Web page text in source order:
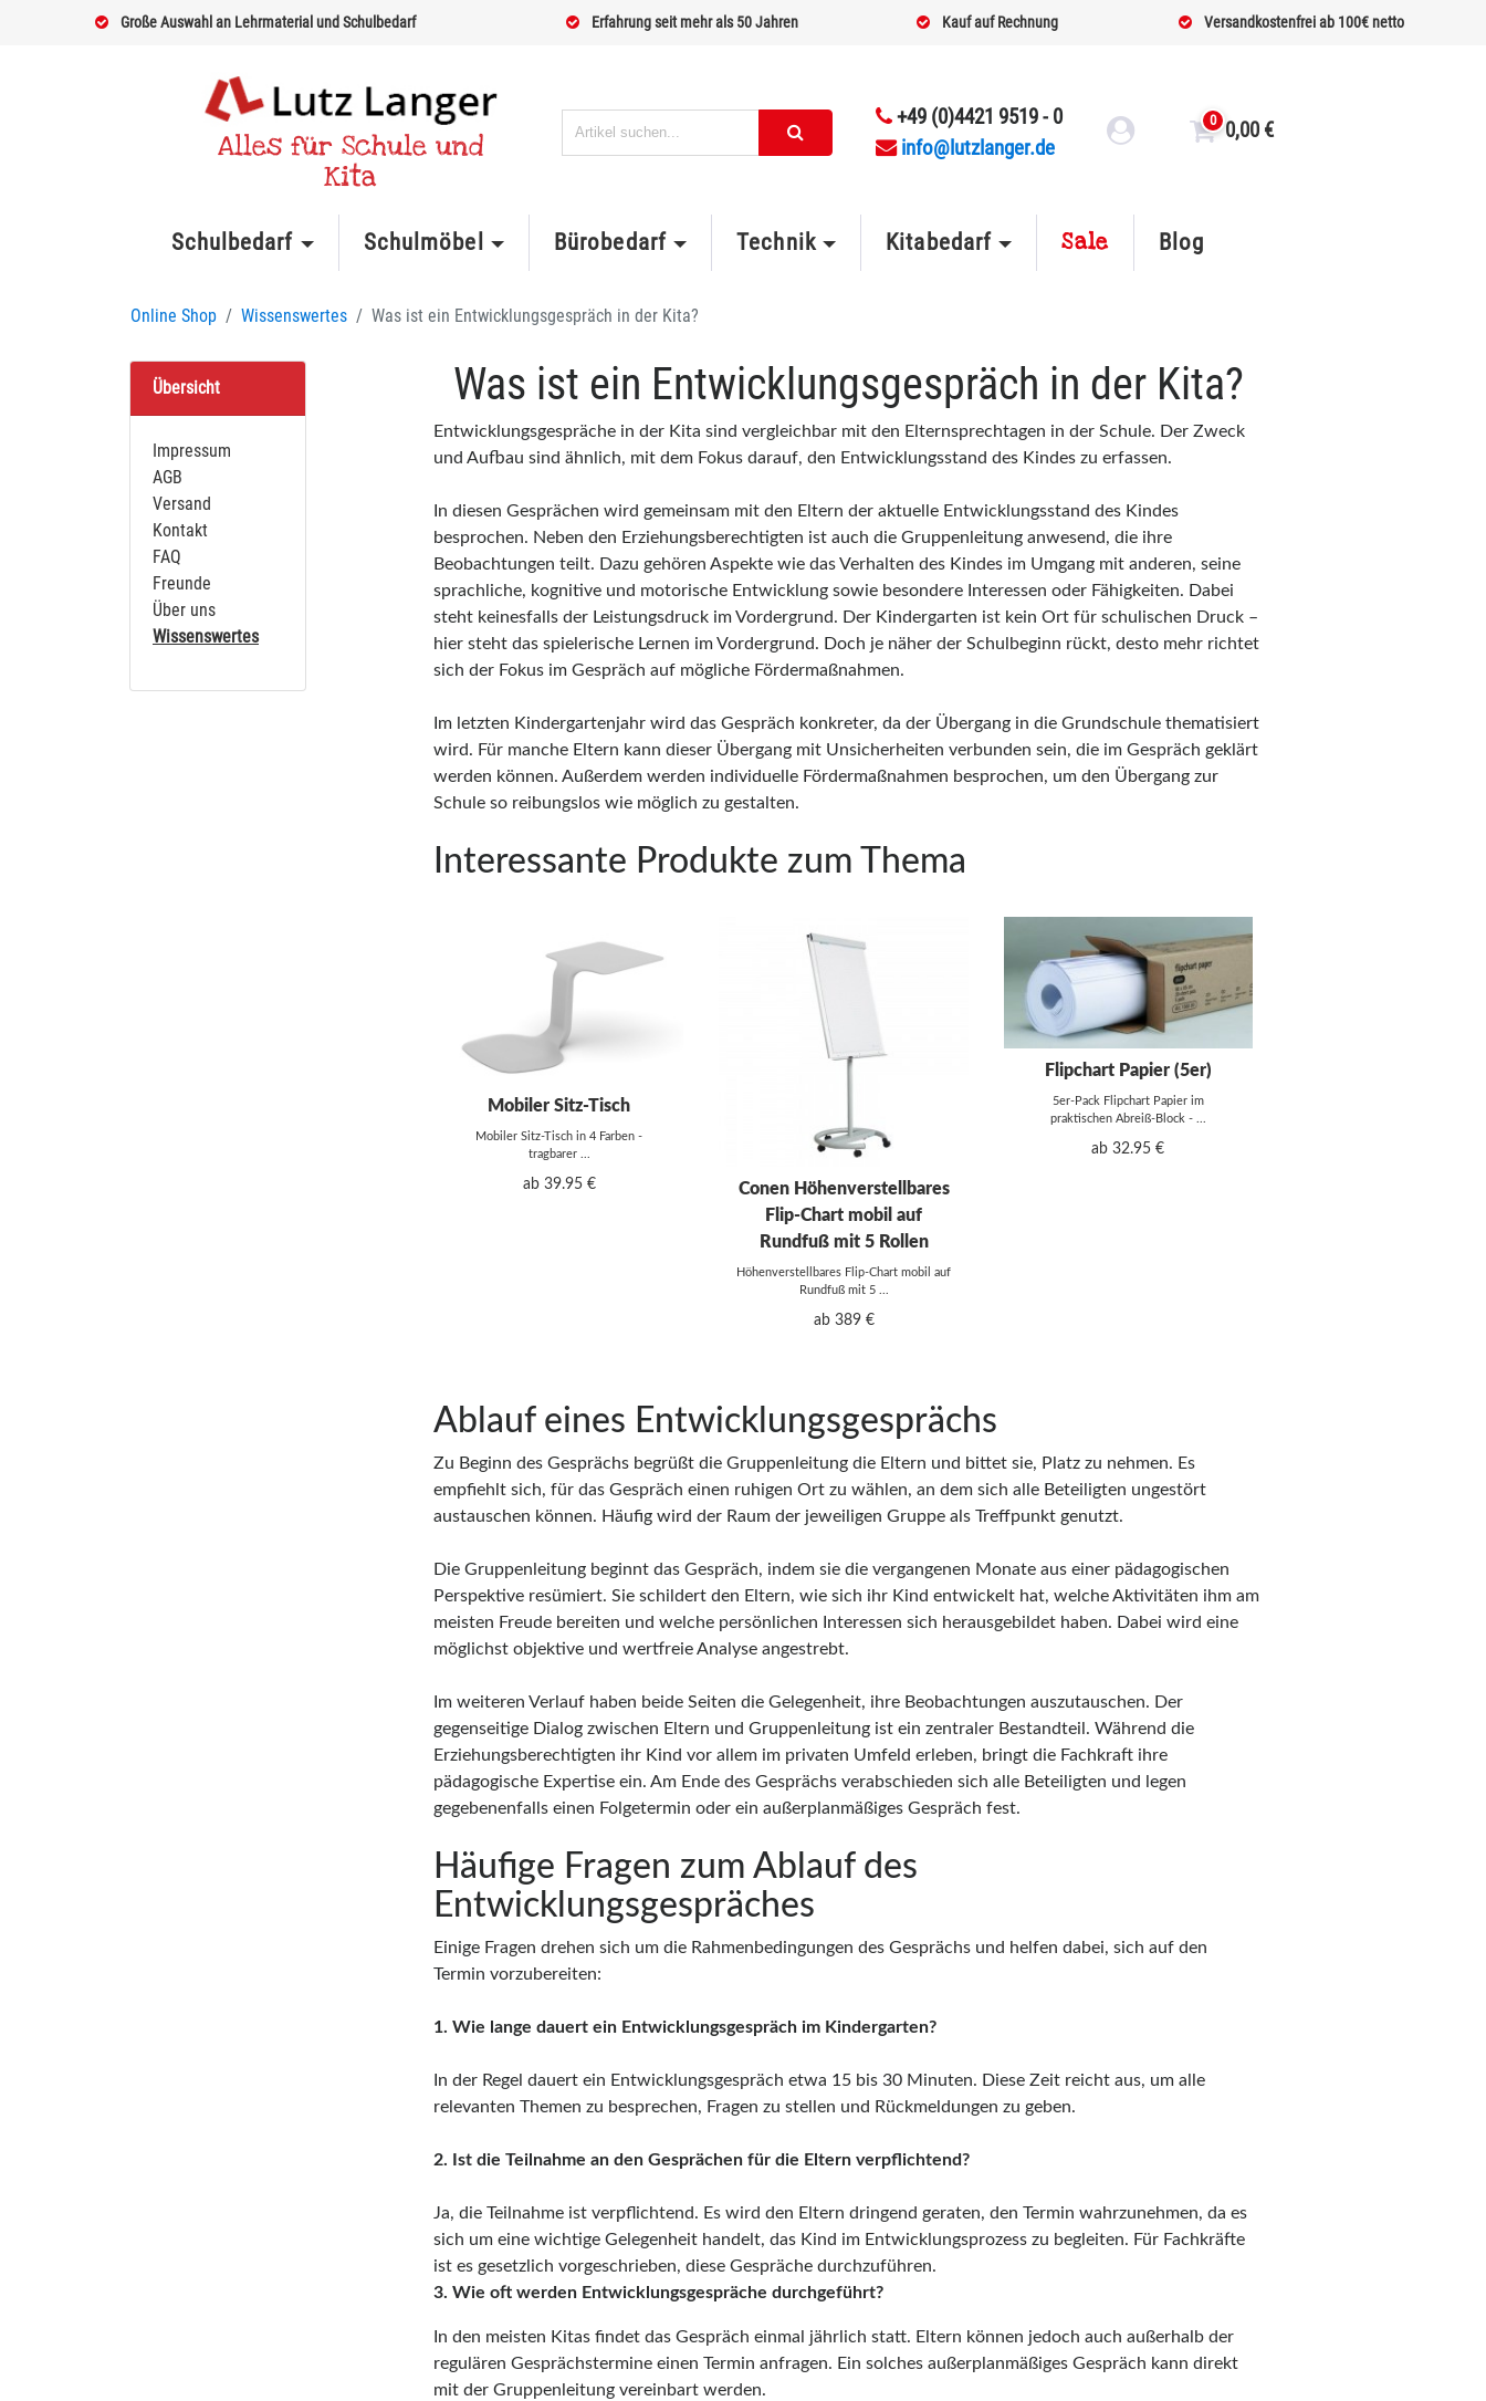
Große Auswahl an Lehrmaterial und Schulbedarf Erfahrung seit mehr als 50 Jahren Kauf auf Rechnung Versandkostenfrei ab 100€ netto
Alles für Schule und
Kita
+49 (0)4421 9519 - 0
info@lutzlanger.de
0 0,00 €
Schulbedarf Schulmöbel Bürobedarf Technik Kitabedarf Sale Blog
Online Shop Wissenswertes Was ist ein Entwicklungsgespräch in der Kita?
Übersicht
Impressum
AGB
Versand
Kontakt
FAQ
Freunde
Über uns
Wissenswertes
Was ist ein Entwicklungsgespräch in der Kita?
Entwicklungsgespräche in der Kita sind vergleichbar mit den Elternsprechtagen in der Schule. Der Zweck
und Aufbau sind ähnlich, mit dem Fokus darauf, den Entwicklungsstand des Kindes zu erfassen.
In diesen Gesprächen wird gemeinsam mit den Eltern der aktuelle Entwicklungsstand des Kindes
besprochen. Neben den Erziehungsberechtigten ist auch die Gruppenleitung anwesend, die ihre
Beobachtungen teilt. Dazu gehören Aspekte wie das Verhalten des Kindes im Umgang mit anderen, seine
sprachliche, kognitive und motorische Entwicklung sowie besondere Interessen oder Fähigkeiten. Dabei
steht keinesfalls der Leistungsdruck im Vordergrund. Der Kindergarten ist kein Ort für schulischen Druck –
hier steht das spielerische Lernen im Vordergrund. Doch je näher der Schulbeginn rückt, desto mehr richtet
sich der Fokus im Gespräch auf mögliche Fördermaßnahmen.
Im letzten Kindergartenjahr wird das Gespräch konkreter, da der Übergang in die Grundschule thematisiert
wird. Für manche Eltern kann dieser Übergang mit Unsicherheiten verbunden sein, die im Gespräch geklärt
werden können. Außerdem werden individuelle Fördermaßnahmen besprochen, um den Übergang zur
Schule so reibungslos wie möglich zu gestalten.
Interessante Produkte zum Thema
Mobiler Sitz-Tisch
Mobiler Sitz-Tisch in 4 Farben -
tragbarer ...
ab 39.95 €
Conen Höhenverstellbares
Flip-Chart mobil auf
Rundfuß mit 5 Rollen
Höhenverstellbares Flip-Chart mobil auf
Rundfuß mit 5 ...
ab 389 €
Flipchart Papier (5er)
5er-Pack Flipchart Papier im
praktischen Abreiß-Block - ...
ab 32.95 €
Ablauf eines Entwicklungsgesprächs
Zu Beginn des Gesprächs begrüßt die Gruppenleitung die Eltern und bittet sie, Platz zu nehmen. Es
empfiehlt sich, für das Gespräch einen ruhigen Ort zu wählen, an dem sich alle Beteiligten ungestört
austauschen können. Häufig wird der Raum der jeweiligen Gruppe als Treffpunkt genutzt.
Die Gruppenleitung beginnt das Gespräch, indem sie die vergangenen Monate aus einer pädagogischen
Perspektive resümiert. Sie schildert den Eltern, wie sich ihr Kind entwickelt hat, welche Aktivitäten ihm am
meisten Freude bereiten und welche persönlichen Interessen sich herausgebildet haben. Dabei wird eine
möglichst objektive und wertfreie Analyse angestrebt.
Im weiteren Verlauf haben beide Seiten die Gelegenheit, ihre Beobachtungen auszutauschen. Der
gegenseitige Dialog zwischen Eltern und Gruppenleitung ist ein zentraler Bestandteil. Während die
Erziehungsberechtigten ihr Kind vor allem im privaten Umfeld erleben, bringt die Fachkraft ihre
pädagogische Expertise ein. Am Ende des Gesprächs verabschieden sich alle Beteiligten und legen
gegebenenfalls einen Folgetermin oder ein außerplanmäßiges Gespräch fest.
Häufige Fragen zum Ablauf des
Entwicklungsgespräches
Einige Fragen drehen sich um die Rahmenbedingungen des Gesprächs und helfen dabei, sich auf den
Termin vorzubereiten:
1. Wie lange dauert ein Entwicklungsgespräch im Kindergarten?
In der Regel dauert ein Entwicklungsgespräch etwa 15 bis 30 Minuten. Diese Zeit reicht aus, um alle
relevanten Themen zu besprechen, Fragen zu stellen und Rückmeldungen zu geben.
2. Ist die Teilnahme an den Gesprächen für die Eltern verpflichtend?
Ja, die Teilnahme ist verpflichtend. Es wird den Eltern dringend geraten, den Termin wahrzunehmen, da es
sich um eine wichtige Gelegenheit handelt, das Kind im Entwicklungsprozess zu begleiten. Für Fachkräfte
ist es gesetzlich vorgeschrieben, diese Gespräche durchzuführen.
3. Wie oft werden Entwicklungsgespräche durchgeführt?
In den meisten Kitas findet das Gespräch einmal jährlich statt. Eltern können jedoch auch außerhalb der
regulären Gesprächstermine einen Termin anfragen. Ein solches außerplanmäßiges Gespräch kann direkt
mit der Gruppenleitung vereinbart werden.